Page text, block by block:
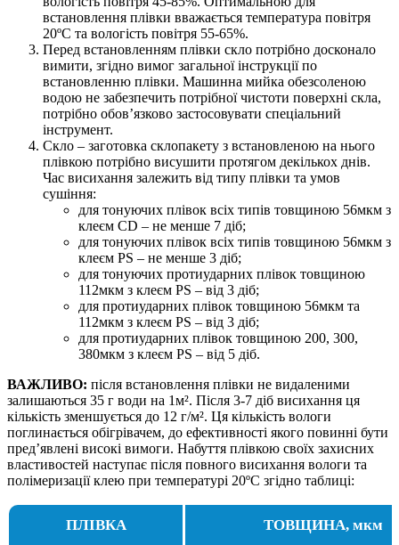
встановлення плівки вважається температура повітря
20ºС та вологість повітря 55-65%.
Перед встановленням плівки скло потрібно досконало
вимити, згідно вимог загальної інструкції по
встановленню плівки. Машинна мийка обезсоленою
водою не забезпечить потрібної чистоти поверхні скла,
потрібно обов’язково застосовувати спеціальний
інструмент.
Скло – заготовка склопакету з встановленою на нього
плівкою потрібно висушити протягом декількох днів.
Час висихання залежить від типу плівки та умов
сушіння:
для тонуючих плівок всіх типів товщиною 56мкм з
клеєм CD – не менше 7 діб;
для тонуючих плівок всіх типів товщиною 56мкм з
клеєм PS – не менше 3 діб;
для тонуючих протиударних плівок товщиною
112мкм з клеєм PS – від 3 діб;
для протиударних плівок товщиною 56мкм та
112мкм з клеєм PS – від 3 діб;
для протиударних плівок товщиною 200, 300,
380мкм з клеєм PS – від 5 діб.
ВАЖЛИВО: після встановлення плівки не видаленими
залишаються 35 г води на 1м². Після 3-7 діб висихання ця
кількість зменшується до 12 г/м². Ця кількість вологи
поглинається обігрівачем, до ефективності якого повинні бути
пред’явлені високі вимоги. Набуття плівкою своїх захисних
властивостей наступає після повного висихання вологи та
полімеризації клею при температурі 20ºС згідно таблиці:
ПЛІВКА ТОВЩИНА, мкм